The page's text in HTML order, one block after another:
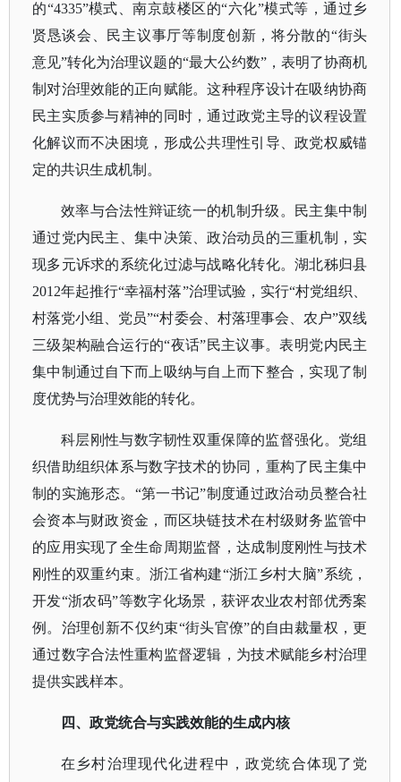
的“4335”模式、南京鼓楼区的“六化”模式等，通过乡
贤恳谈会、民主议事厅等制度创新，将分散的“街头
意见”转化为治理议题的“最大公约数”，表明了协商机
制对治理效能的正向赋能。这种程序设计在吸纳协商
民主实质参与精神的同时，通过政党主导的议程设置
化解议而不决困境，形成公共理性引导、政党权威锚
定的共识生成机制。
效率与合法性辩证统一的机制升级。民主集中制
通过党内民主、集中决策、政治动员的三重机制，实
现多元诉求的系统化过滤与战略化转化。湖北秭归县
2012年起推行“幸福村落”治理试验，实行“村党组织、
村落党小组、党员”“村委会、村落理事会、农户”双线
三级架构融合运行的“夜话”民主议事。表明党内民主
集中制通过自下而上吸纳与自上而下整合，实现了制
度优势与治理效能的转化。
科层刚性与数字韧性双重保障的监督强化。党组
织借助组织体系与数字技术的协同，重构了民主集中
制的实施形态。 “第一书记”制度通过政治动员整合社
会资本与财政资金，而区块链技术在村级财务监管中
的应用实现了全生命周期监督，达成制度刚性与技术
刚性的双重约束。浙江省构建“浙江乡村大脑”系统，
开发“浙农码”等数字化场景，获评农业农村部优秀案
例。治理创新不仅约束“街头官僚”的自由裁量权，更
通过数字合法性重构监督逻辑，为技术赋能乡村治理
提供实践样本。
四、政党统合与实践效能的生成内核
在乡村治理现代化进程中，政党统合体现了党